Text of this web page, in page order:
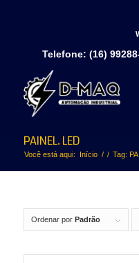
Telefone: (16)
PAINEL. LED
Você está aqui: Início / / Tag:
Ordenar por Padrão